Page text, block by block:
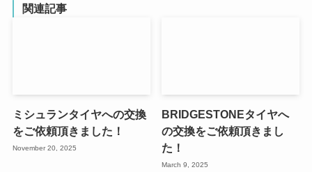
関連記事
ミシュランタイヤへの交換
をご依頼頂きました！
November 20, 2025
BRIDGESTONEタイヤへ
の交換をご依頼頂きまし
た！
March 9, 2025